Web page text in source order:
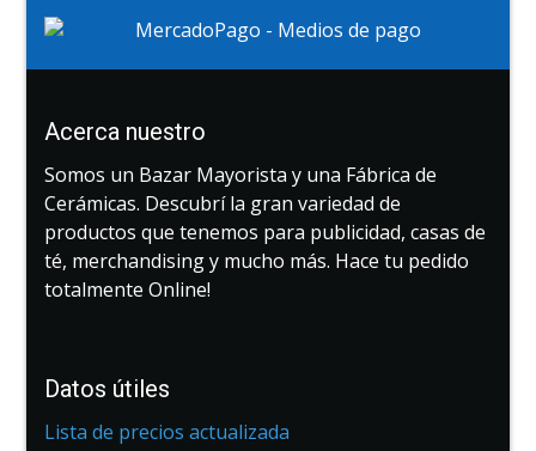
Acerca nuestro
Somos un Bazar Mayorista y una Fábrica de
Cerámicas. Descubrí la gran variedad de
productos que tenemos para publicidad, casas de
té, merchandising y mucho más. Hace tu pedido
totalmente Online!
Datos útiles
Lista de precios actualizada